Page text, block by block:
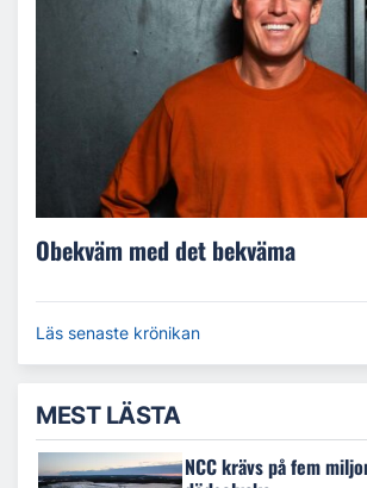
Obekväm med det bekväma
Läs senaste krönikan
MEST LÄSTA
NCC krävs på fem